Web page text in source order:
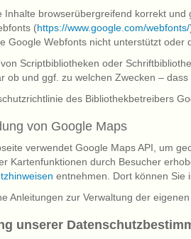
Inhalte browserübergreifend korrekt
(https://www.google.com/webfonts/
Google Webfonts nicht unterstützt
Scriptbibliotheken oder
ob und ggf. zu welchen Zwecken –
des Bibliothekbetreibers
von Google Maps
verwendet Google Maps API, um
Kartenfunktionen durch Besucher
entnehmen. Dort können Sie
Anleitungen zur Verwaltung der
unserer